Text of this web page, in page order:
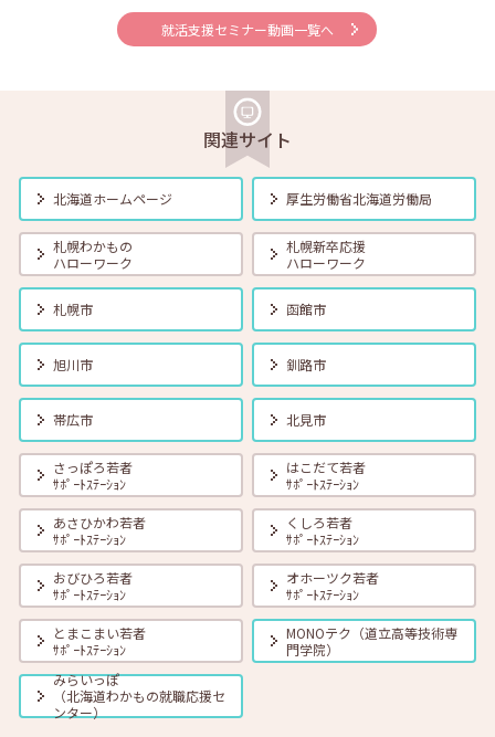
2026年06月01日(月) セミナー 在職者 学生 求職者
在職者
【函館・対面】6月17日（水）就勝塾 採用につながる応募書類の書き
方 13:30～14:30
2026年06月01日(月) 学生 求職者
【帯広・対面】6月19日（金） 就勝塾 会話力アップ～アサーティブ・
コミュニケーション～ 11:00～11:40
学生
【オンライン】6月23日（火）採用につながる応募書類の書き方 14:00
～14:45
2026年06月01日(月) 学生 求職者
【オンライン】6月25日（木）小さな夢からかなえてみよう 14:00～
14:30
就活支援セミナー動画一覧へ
関連サイト
北海道ホームページ 厚生労働省北海道労働局
札幌わかもの
ハローワーク
札幌新卒応援
ハローワーク
札幌市 函館市
旭川市 釧路市
帯広市 北見市
さっぽろ若者
ｻﾎﾟｰﾄｽﾃｰｼｮﾝ
はこだて若者
ｻﾎﾟｰﾄｽﾃｰｼｮﾝ
あさひかわ若者
ｻﾎﾟｰﾄｽﾃｰｼｮﾝ
くしろ若者
ｻﾎﾟｰﾄｽﾃｰｼｮﾝ
おびひろ若者
ｻﾎﾟｰﾄｽﾃｰｼｮﾝ
オホーツク若者
ｻﾎﾟｰﾄｽﾃｰｼｮﾝ
とまこまい若者
ｻﾎﾟｰﾄｽﾃｰｼｮﾝ
MONOテク（道立高等技術専
門学院）
みらいっぽ
（北海道わかもの就職応援セ
ンター）